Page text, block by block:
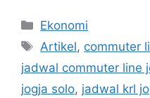
Kategori
Ekonomi
Tag
Artikel, commuter
jadwal commuter line
jogja solo, jadwal krl